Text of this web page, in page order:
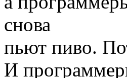
снова
пьют пиво.
И